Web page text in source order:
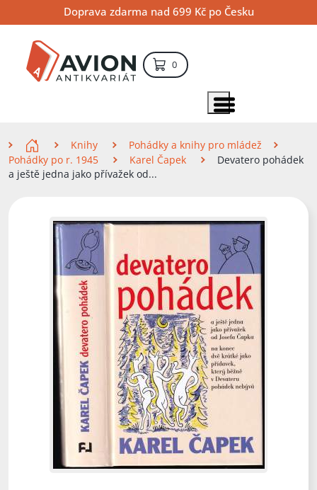
na
obsah
na
navigaci
na
vyhledávání
Doprava zdarma nad 699 Kč po Česku
0položek – košík
Zobrazit položky menu
Knihy
Pohádky a knihy pro mládež
Pohádky po r. 1945
Karel Čapek
Devatero pohádek
a ještě jedna jako přívažek od...